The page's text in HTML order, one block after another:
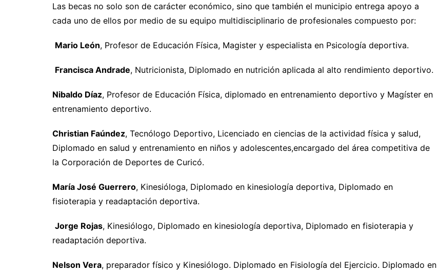
Las becas no solo son de carácter económico, sino que también el municipio entrega apoyo a
cada uno de ellos por medio de su equipo multidisciplinario de profesionales compuesto por:
Mario León, Profesor de Educación Física, Magister y especialista en Psicología deportiva.
Francisca Andrade, Nutricionista, Diplomado en nutrición aplicada al alto rendimiento deportivo.
Nibaldo Díaz, Profesor de Educación Física, diplomado en entrenamiento deportivo y Magíster en
entrenamiento deportivo.
Christian Faúndez, Tecnólogo Deportivo, Licenciado en ciencias de la actividad física y salud,
Diplomado en salud y entrenamiento en niños y adolescentes,encargado del área competitiva de
la Corporación de Deportes de Curicó.
María José Guerrero, Kinesióloga, Diplomado en kinesiología deportiva, Diplomado en
fisioterapia y readaptación deportiva.
Jorge Rojas, Kinesiólogo, Diplomado en kinesiología deportiva, Diplomado en fisioterapia y
readaptación deportiva.
Nelson Vera, preparador físico y Kinesiólogo. Diplomado en Fisiología del Ejercicio. Diplomado en